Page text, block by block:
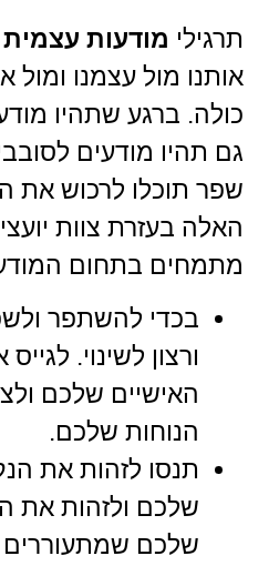
תרגילי מודעות עצמית
אותנו מול עצמנו ומול
כולה. ברגע שתהיו
גם תהיו מודעים
שפר תוכלו לרכוש את
האלה בעזרת צוות
מתמחים בתחום
בכדי להשתפר
ורצון לשינוי.
האישיים שלכם
הנוחות שלכם.
תנסו לזהות את
שלכם ולזהות את
שלכם